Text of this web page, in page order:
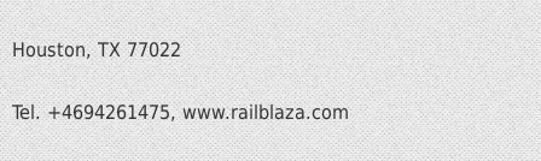
Houston, TX 77022
Tel. +4694261475, www.railblaza.com